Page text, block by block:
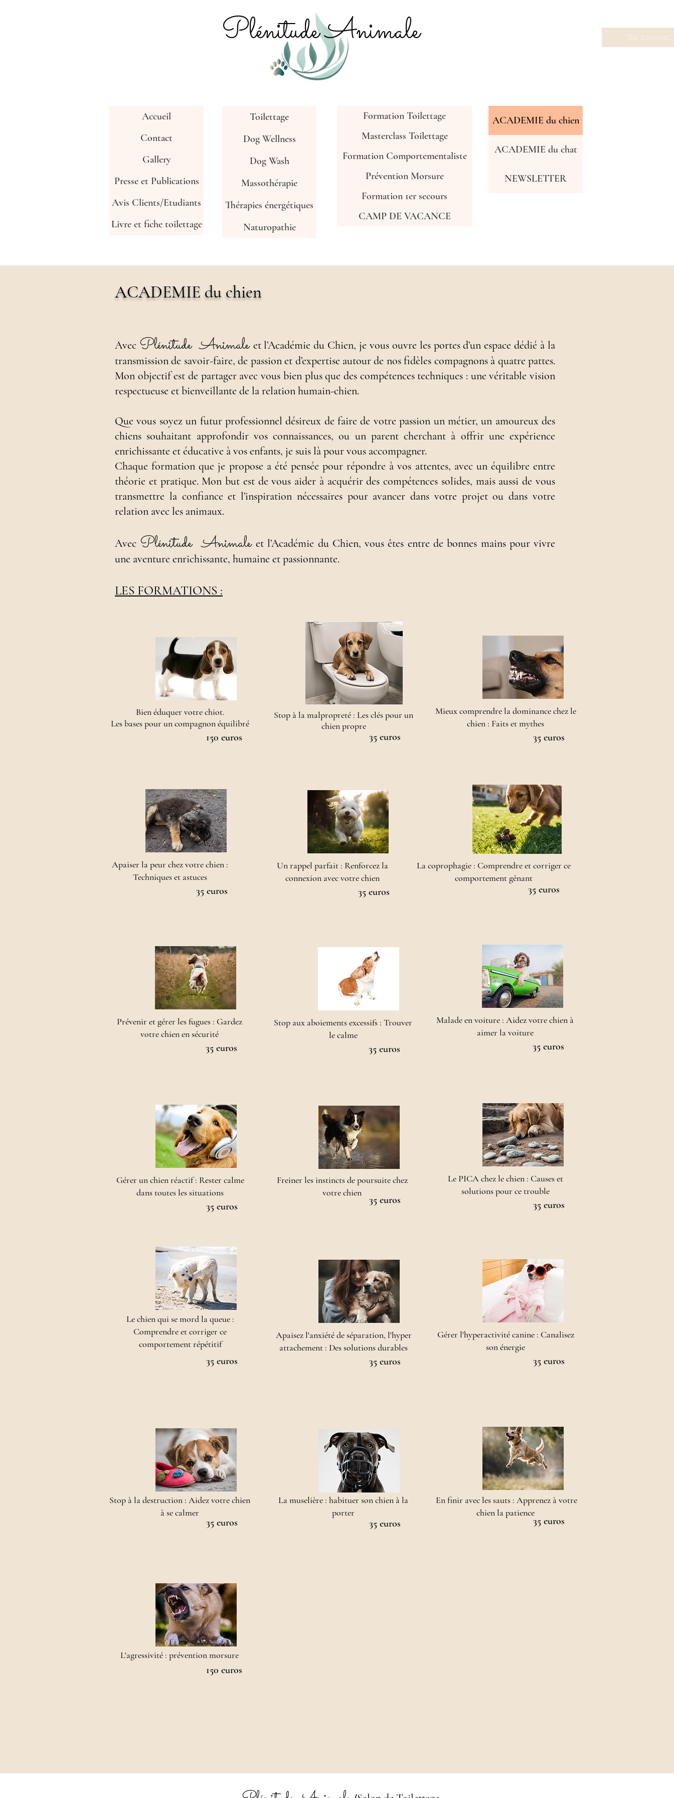
Plénitude Animale
Accueil
Contact
Gallery
Presse et Publications
Avis Clients/Etudiants
Livre et fiche toilettage
Toilettage
Dog Wellness
Dog Wash
Massothérapie
Thérapies énergétiques
Naturopathie
Formation Toilettage
Masterclass Toilettage
Formation Comportementaliste
Prévention Morsure
Formation 1er secours
CAMP DE VACANCE
ACADEMIE du chien
ACADEMIE du chat
NEWSLETTER
ACADEMIE du chien
Avec Plénitude Animale et l’Académie du Chien, je vous ouvre les portes d’un espace dédié à la
transmission de savoir-faire, de passion et d’expertise autour de nos fidèles compagnons à quatre pattes.
Mon objectif est de partager avec vous bien plus que des compétences techniques : une véritable vision
respectueuse et bienveillante de la relation humain-chien.
Que vous soyez un futur professionnel désireux de faire de votre passion un métier, un amoureux des
chiens souhaitant approfondir vos connaissances, ou un parent cherchant à offrir une expérience
enrichissante et éducative à vos enfants, je suis là pour vous accompagner.
Chaque formation que je propose a été pensée pour répondre à vos attentes, avec un équilibre entre
théorie et pratique. Mon but est de vous aider à acquérir des compétences solides, mais aussi de vous
transmettre la confiance et l’inspiration nécessaires pour avancer dans votre projet ou dans votre
relation avec les animaux.
Avec Plénitude Animaleetl’Académie du Chien, vous êtes entre de bonnes mains pour vivre
une aventure enrichissante, humaine et passionnante.
LES FORMATIONS :
Bien éduquer votre chiot.
Les bases pour un compagnon équilibré​​
150 euros
Stop à la malpropreté : Les clés pour un
chien propre
35 euros
Mieux comprendre la dominance chez le
chien : Faits et mythes
35 euros
Apaiser la peur chez votre chien :
Techniques et astuces
35 euros
Un rappel parfait : Renforcez la
connexion avec votre chien
35 euros
La coprophagie : Comprendre et corriger ce
comportement gênant
35 euros
Prévenir et gérer les fugues : Gardez
votre chien en sécurité
35 euros
Stop aux aboiements excessifs : Trouver
le calme
35 euros
Malade en voiture : Aidez votre chien à
aimer la voiture
35 euros
Gérer un chien réactif : Rester calme
dans toutes les situations
35 euros
35 euros
Freiner les instincts de poursuite chez
votre chien
Le PICA chez le chien : Causes et
solutions pour ce trouble
35 euros
Le chien qui se mord la queue :
Comprendre et corriger ce
comportement répétitif
35 euros
Apaisez l'anxiété de séparation, l'hyper
attachement : Des solutions durables
35 euros
Gérer l'hyperactivité canine : Canalisez
son énergie
35 euros
35 euros
Stop à la destruction : Aidez votre chien
à se calmer
35 euros
La muselière : habituer son chien à la
porter
35 euros
En finir avec les sauts : Apprenez à votre
chien la patience
150 euros
L'agressivité : prévention morsure